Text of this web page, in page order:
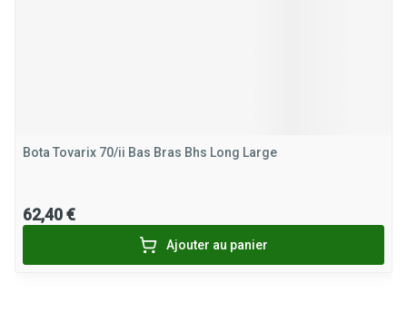
Bota Tovarix 70/ii Bas Bras Bhs Long Large
62,40 €
Ajouter au panier